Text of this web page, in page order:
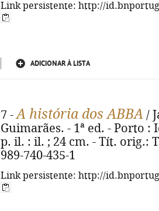
Link persistente: http://
ADICIONAR À LISTA
7 -A história dos ABBA /
Guimarães. - 1ª ed. - Porto :
p. il. : il. ; 24 cm. - Tít. orig.:
989-740-435-1
Link persistente: http://